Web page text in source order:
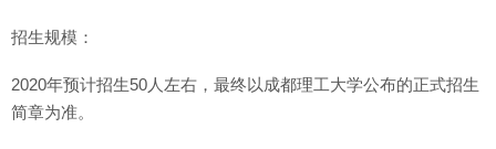
招生规模：
2020年预计招生50人左右，最终以成都理工大学公布的正式招生
简章为准。